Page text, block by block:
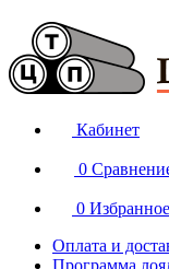
Кабинет
0
0 Избранное
Оплата и
Программа